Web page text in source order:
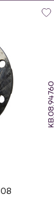
KB.08.94760